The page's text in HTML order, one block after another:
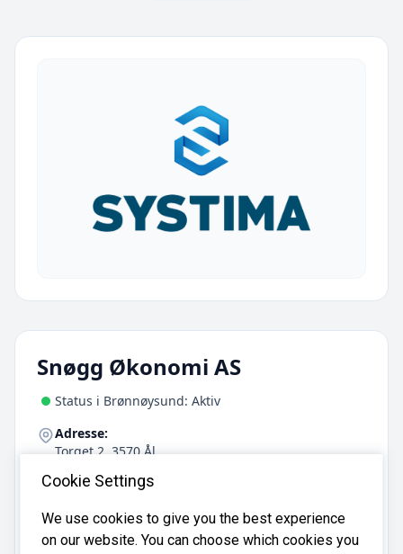
Snøgg Økonomi AS
Status i Brønnøysund: Aktiv
Adresse:
Torget 2, 3570 Ål
E-post:
Cookie Settings
We use cookies to give you the best experience
on our website. You can choose which cookies you